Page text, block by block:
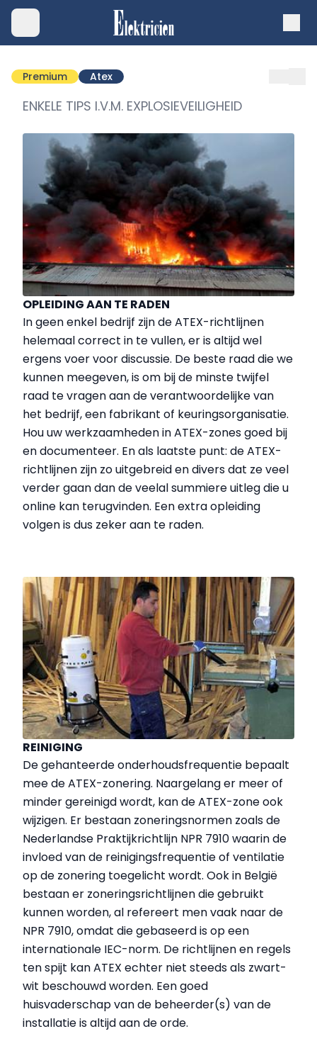
Premium Atex
ENKELE TIPS I.V.M. EXPLOSIEVEILIGHEID
OPLEIDING AAN TE RADEN
In geen enkel bedrijf zijn de ATEX-richtlijnen
helemaal correct in te vullen, er is altijd wel
ergens voer voor discussie. De beste raad die we
kunnen meegeven, is om bij de minste twijfel
raad te vragen aan de verantwoordelijke van
het bedrijf,een fabrikant of keuringsorganisatie.
Hou uw werkzaamheden in ATEX-zones goed bij
en documenteer. En als laatste punt: de ATEX-
richtlijnen zijn zo uitgebreid en divers dat ze veel
verder gaan dan deveelalsummiere uitleg die u
online kan terugvinden. Een extraopleiding
volgen is dus zeker aan te raden.
REINIGING
De gehanteerde onderhoudsfrequentie bepaalt
mee de ATEX-zonering. Naargelang er meer of
minder gereinigd wordt, kan de ATEX-zone ook
wijzigen. Er bestaan zoneringsnormen zoals de
Nederlandse Praktijkrichtlijn NPR 7910 waarin de
invloed van de reinigingsfrequentie of ventilatie
op de zonering toegelicht wordt. Ook in België
bestaan er zoneringsrichtlijnen die gebruikt
kunnen worden, al refereert menvaak naarde
NPR 7910, omdat die gebaseerd is op een
internationale IEC-norm. De richtlijnen en regels
ten spijt kan ATEX echter niet steeds als zwart-
wit beschouwd worden. Een goed
huisvaderschap van de beheerder(s) van de
installatie is altijd aan de orde.